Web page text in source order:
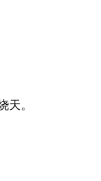
天。